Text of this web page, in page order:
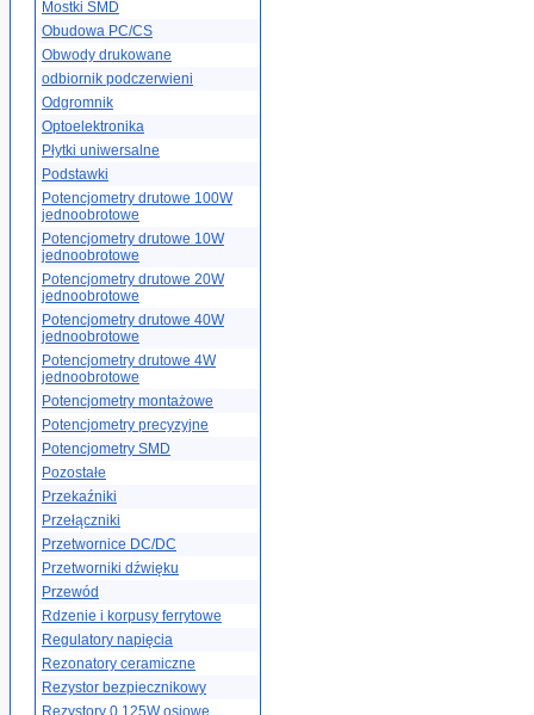
Mostki SMD
Obudowa PC/CS
Obwody drukowane
odbiornik podczerwieni
Odgromnik
Optoelektronika
Płytki uniwersalne
Podstawki
Potencjometry drutowe 100W
jednoobrotowe
Potencjometry drutowe 10W
jednoobrotowe
Potencjometry drutowe 20W
jednoobrotowe
Potencjometry drutowe 40W
jednoobrotowe
Potencjometry drutowe 4W
jednoobrotowe
Potencjometry montażowe
Potencjometry precyzyjne
Potencjometry SMD
Pozostałe
Przekaźniki
Przełączniki
Przetwornice DC/DC
Przetworniki dźwięku
Przewód
Rdzenie i korpusy ferrytowe
Regulatory napięcia
Rezonatory ceramiczne
Rezystor bezpiecznikowy
Rezystory 0.125W osiowe